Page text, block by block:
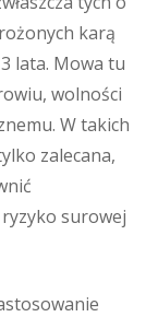
karą
lata. Mowa tu
wolności
W takich
zalecana,
surowej